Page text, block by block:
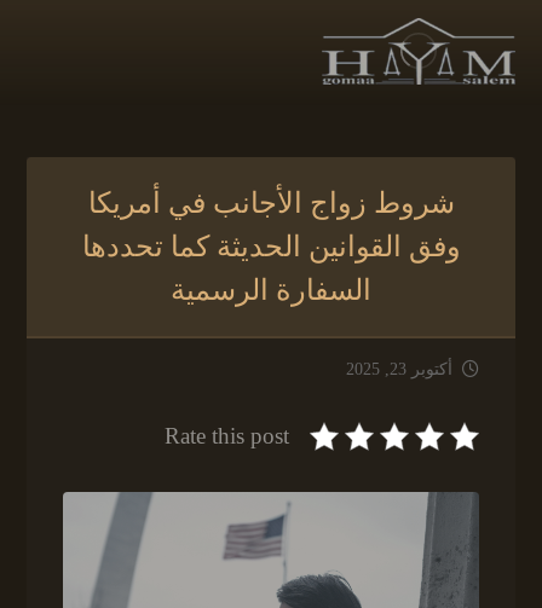
شروط زواج الأجانب في أمريكا
وفق القوانين الحديثة كما تحددها
السفارة الرسمية
أكتوبر 23, 2025
Rate this post